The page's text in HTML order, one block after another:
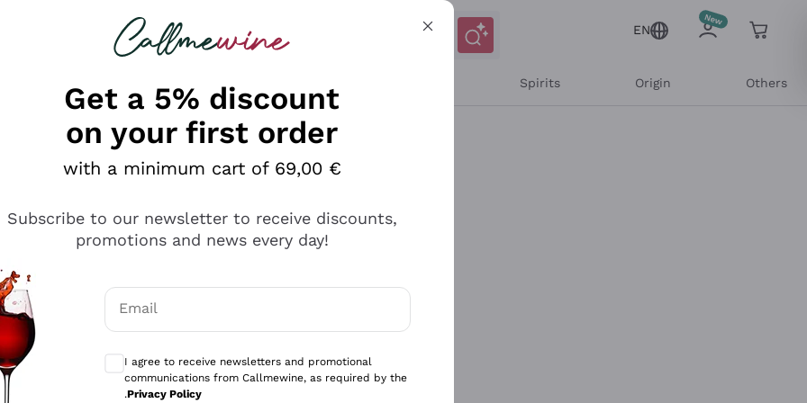
looking for
EN
Spirits Origin Others
Get a 5% discount
on your first order
with a minimum cart of 69,00 €
Subscribe to our newsletter to receive discounts,
promotions and news every day!
Email
I agree to receive newsletters and promotional
communications from Callmewine, as required by the
.Privacy Policy